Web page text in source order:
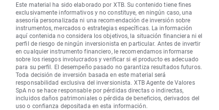
Este material ha sido elaborado por XTB. Su contenido tiene fines
exclusivamente informativos y no constituye, en ningún caso, una
asesoría personalizada ni una recomendación de inversión sobre
instrumentos, mercados o estrategias específicas. La información
aquí contenida no considera los objetivos, la situación financiera ni el
perfil de riesgo de ningún inversionista en particular. Antes de invertir
en cualquier instrumento financiero, le recomendamos informarse
sobre los riesgos involucrados y verificar si el producto es adecuado
para su perfil. El desempeño pasado no garantiza resultados futuros.
Toda decisión de inversión basada en este material será
responsabilidad exclusiva del inversionista. XTB Agente de Valores
SpA no se hace responsable por pérdidas directas o indirectas,
incluidos daños patrimoniales o pérdida de beneficios, derivados del
uso o confianza depositada en esta información.